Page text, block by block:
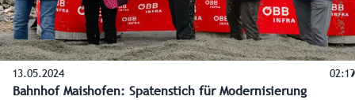
13.05.2024 02:19
Bahnhof Maishofen: Spatenstich für Modernisierung